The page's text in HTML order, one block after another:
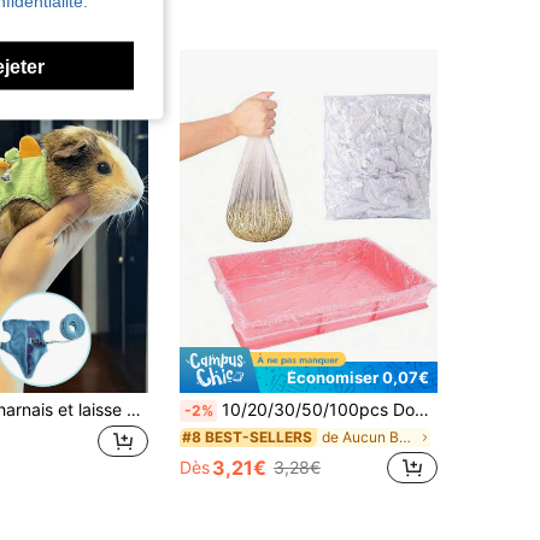
Ensemble de harnais et laisse en maille douce avec design mignon de dinosaure pour petits animaux de compagnie, avec cloche de , taille réglable, convient pour la promenade quotidienne de petits animaux (furets, lapins, cochons d'Inde, écureuils)
Économiser 0,07€
-2% 10/20/30/50/100pcs Doublures en film plastique extensible pour cages à lapins, fournitures pour petits animaux, doublures de plateau étanches, tapis absorbants faciles à nettoyer, couches pour chiens, couches pour chats, tapis d'entraînement pour animaux
#8 BEST-SELLERS de Aucun Bac à litière pour chat
Dès3,21€ 3,28€